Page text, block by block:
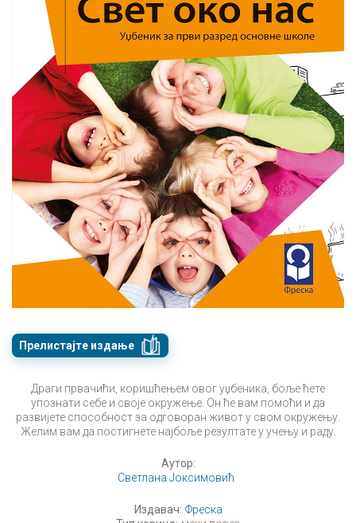
Прелистајте издање
Драги првачићи, коришћењем овог уџбеника, боље ћете
упознати себе и своје окружење. Он ће вам помоћи и да
развијете способност за одговоран живот у свом окружењу.
Желим вам да постигнете најбоље резултате у учењу и раду.
Аутор:
Светлана Јоксимовић
Издавач: Фреска